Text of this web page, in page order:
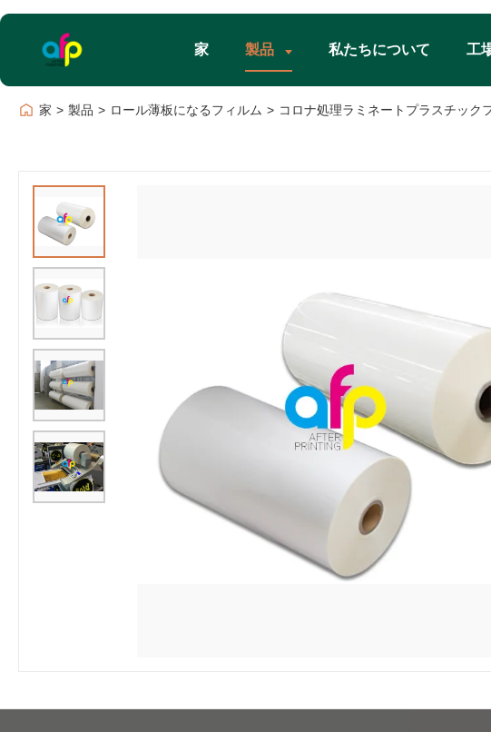
家 製品 私たちについて 工
家 > 製品 > ロール薄板になるフィルム > コロナ処理ラミネートプラスチック